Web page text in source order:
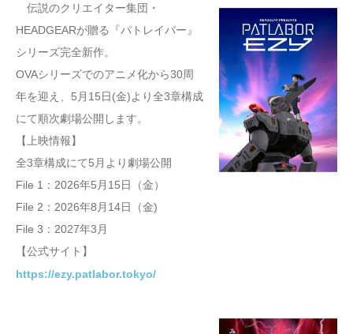
伝説のクリエイター集団・
HEADGEARが贈る『パトレイバー』
シリーズ完全新作。
OVAシリーズでのアニメ化から30周
年を迎え、5月15日(金)より全3章構成
にて順次劇場公開します。
【上映情報】
全3章構成にて5月より劇場公開
File 1：2026年5月15日（金）
File 2：2026年8月14日（金)
File 3：2027年3月
【公式サイト】
https://ezy.patlabor.tokyo/